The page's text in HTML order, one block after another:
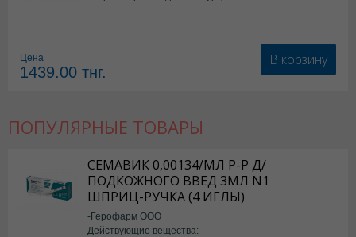
Цена
1439.00 тнг.
В корзину
ПОПУЛЯРНЫЕ ТОВАРЫ
СЕМАВИК 0,00134/МЛ Р-Р Д/
ПОДКОЖНОГО ВВЕД 3МЛ N1
ШПРИЦ-РУЧКА (4 ИГЛЫ)
-Герофарм ООО
Действующие вещества: